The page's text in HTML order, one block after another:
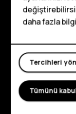
Keşfedin
Hakkında
Destek
Facebook
daha fazla
Tercihleri
Tümünü